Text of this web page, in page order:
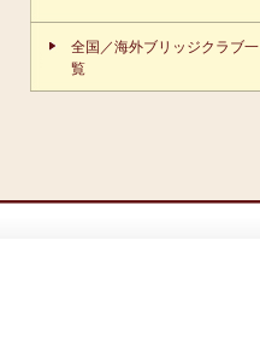
全国／海外ブリッジクラブ一
覧